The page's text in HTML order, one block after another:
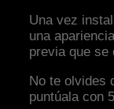
Una vez
una
previa que se
No te olvides
puntúala con